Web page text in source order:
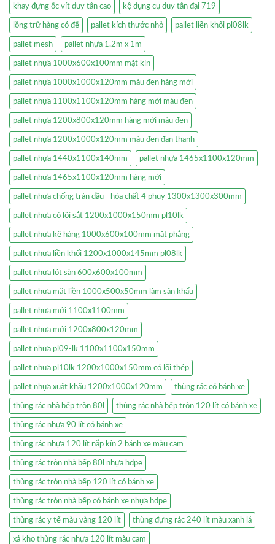
khay đựng ốc vít duy tân cao kệ dụng cụ duy tân đại 719
lồng trữ hàng có đế pallet kích thước nhỏ pallet liền khối pl08lk
pallet mesh pallet nhựa 1.2m x 1m
pallet nhựa 1000x600x100mm mặt kín
pallet nhựa 1000x1000x120mm màu đen hàng mới
pallet nhựa 1100x1100x120mm hàng mới màu đen
pallet nhựa 1200x800x120mm hàng mới màu đen
pallet nhựa 1200x1000x120mm màu đen đan thanh
pallet nhựa 1440x1100x140mm pallet nhựa 1465x1100x120mm
pallet nhựa 1465x1100x120mm hàng mới
pallet nhựa chống tràn dầu - hóa chất 4 phuy 1300x1300x300mm
pallet nhựa có lõi sắt 1200x1000x150mm pl10lk
pallet nhựa kê hàng 1000x600x100mm mặt phẳng
pallet nhựa liền khối 1200x1000x145mm pl08lk
pallet nhựa lót sàn 600x600x100mm
pallet nhựa mặt liền 1000x500x50mm làm sân khấu
pallet nhựa mới 1100x1100mm
pallet nhựa mới 1200x800x120mm
pallet nhựa pl09-lk 1100x1100x150mm
pallet nhựa pl10lk 1200x1000x150mm có lõi thép
pallet nhựa xuất khẩu 1200x1000x120mm thùng rác có bánh xe
thùng rác nhà bếp tròn 80l thùng rác nhà bếp tròn 120 lít có bánh xe
thùng rác nhựa 90 lít có bánh xe
thùng rác nhựa 120 lít nắp kín 2 bánh xe màu cam
thùng rác tròn nhà bếp 80l nhựa hdpe
thùng rác tròn nhà bếp 120 lít có bánh xe
thùng rác tròn nhà bếp có bánh xe nhựa hdpe
thùng rác y tế màu vàng 120 lít thùng đựng rác 240 lít màu xanh lá
xả kho thùng rác nhựa 120 lít màu cam